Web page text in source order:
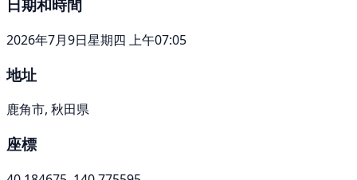
日期和時間
2026年7月9日星期四 上午07:05
地址
鹿角市, 秋田県
座標